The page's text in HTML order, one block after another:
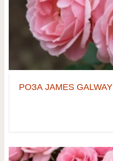
РОЗА JAMES GALWAY